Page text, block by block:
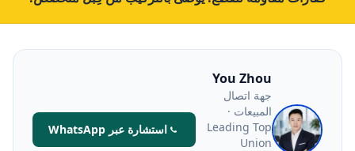
You Zhou
جهة اتصال
المبيعات ·
Leading Top
Union
استشارة عبر WhatsApp